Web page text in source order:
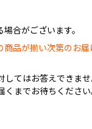
合がございます。
商品が揃い次第のお
てはお答えできませ
くまでお待ちください